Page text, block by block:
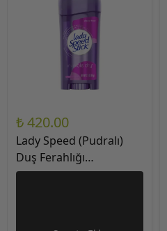
₺ 420.00
Lady Speed (Pudralı)
Duş Ferahlığı
Görünmez Koruma